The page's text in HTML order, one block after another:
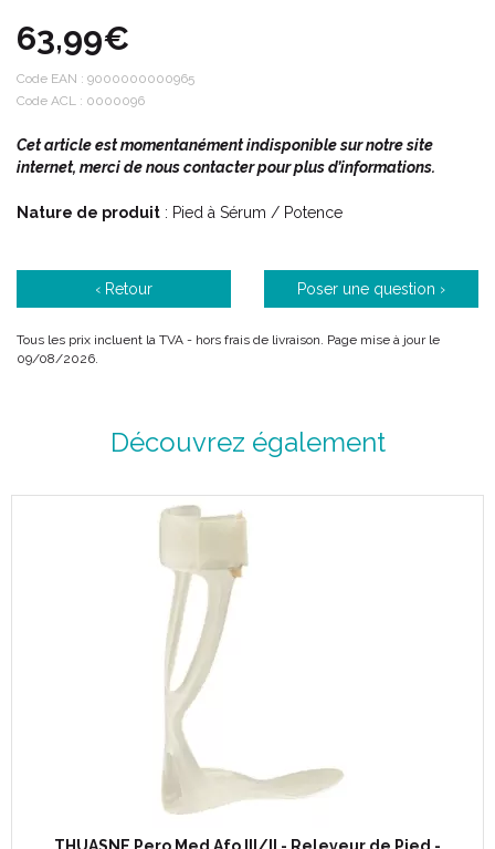
Description :
Hauteur maxi : 2.4 m.
Poids supporté par crochet : 4 kg.
Poids supporté total : 16 kg.
63,99€
Code EAN : 9000000000965
Code ACL : 0000096
Cet article est momentanément indisponible sur notre site
internet, merci de nous contacter pour plus d’informations.
Nature de produit : Pied à Sérum / Potence
‹ Retour Poser une question ›
Tous les prix incluent la TVA - hors frais de livraison. Page mise à jour le
09/08/2026.
Découvrez également